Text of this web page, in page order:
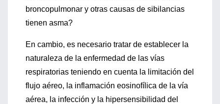
broncopulmonar y otras causas de sibilancias
tienen asma?
En cambio, es necesario tratar de establecer la
naturaleza de la enfermedad de las vías
respiratorias teniendo en cuenta la limitación del
flujo aéreo, la inflamación eosinofílica de la vía
aérea, la infección y la hipersensibilidad del